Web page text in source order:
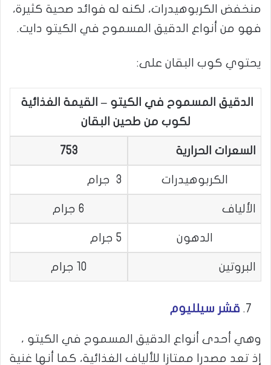
منخفض الكربوهيدرات، لكنه له فوائد صحية كثيرة،
فهو من أنواع الدقيق المسموح في الكيتو دايت.
يحتوي كوب البقان على:
الدقيق المسموح في الكيتو – القيمة الغذائية
لكوب من طحين البقان
السعرات الحرارية 753
الكربوهيدرات 3 جرام
الألياف 6 جرام
الدهون 5 جرام
البروتين 10 جرام
قشر سيلليوم
وهي أحدى أنواع الدقيق المسموح في الكيتو ،
إذ تعد مصدرا ممتازا للألياف الغذائية، كما أنها غنية